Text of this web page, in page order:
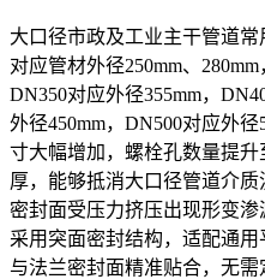
大口径市政及工业主干管道
对应管材外径250mm、280mm
DN350对应外径355mm，
外径450mm，DN500对应外
寸大幅增加，螺栓孔数量提升
厚，能够抵消大口径管道介
密封面受压力挤压出现形变
采用突面密封结构，适配通
与法兰密封面精准贴合，无